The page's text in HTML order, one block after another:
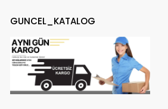
GUNCEL_KATALOG